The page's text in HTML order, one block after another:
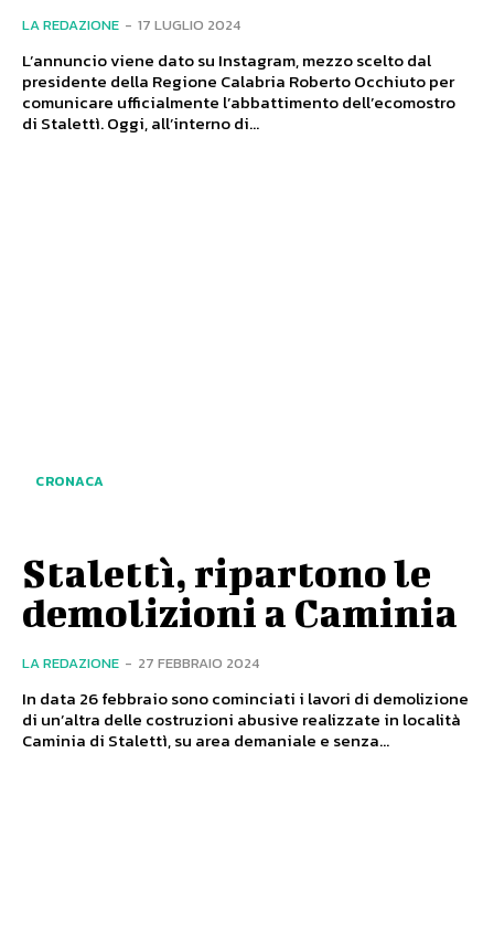
LA REDAZIONE - 17 LUGLIO 2024
L’annuncio viene dato su Instagram, mezzo scelto dal
presidente della Regione Calabria Roberto Occhiuto per
comunicare ufficialmente l’abbattimento dell’ecomostro
di Stalettì. Oggi, all’interno di...
CRONACA
Stalettì, ripartono le
demolizioni a Caminia
LA REDAZIONE - 27 FEBBRAIO 2024
In data 26 febbraio sono cominciati i lavori di demolizione
di un’altra delle costruzioni abusive realizzate in località
Caminia di Stalettì, su area demaniale e senza...